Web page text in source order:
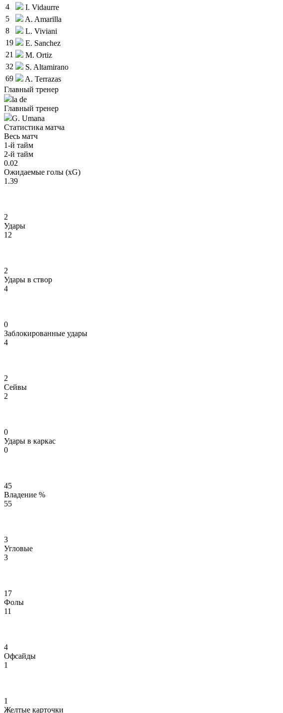
4
I. Vidaurre
5
A. Amarilla
8
L. Viviani
19
E. Sanchez
21
M. Ortiz
32
S. Altamirano
69
A. Terrazas
Главный тренер
la de
Главный тренер
G. Umana
Статистика матча
Весь матч
1-й тайм
2-й тайм
0.02
Ожидаемые голы (xG)
1.39
2
Удары
12
2
Удары в створ
4
0
Заблокированные удары
4
2
Сейвы
2
0
Удары в каркас
0
45
Владение %
55
3
Угловые
3
17
Фолы
11
4
Офсайды
1
1
Желтые карточки